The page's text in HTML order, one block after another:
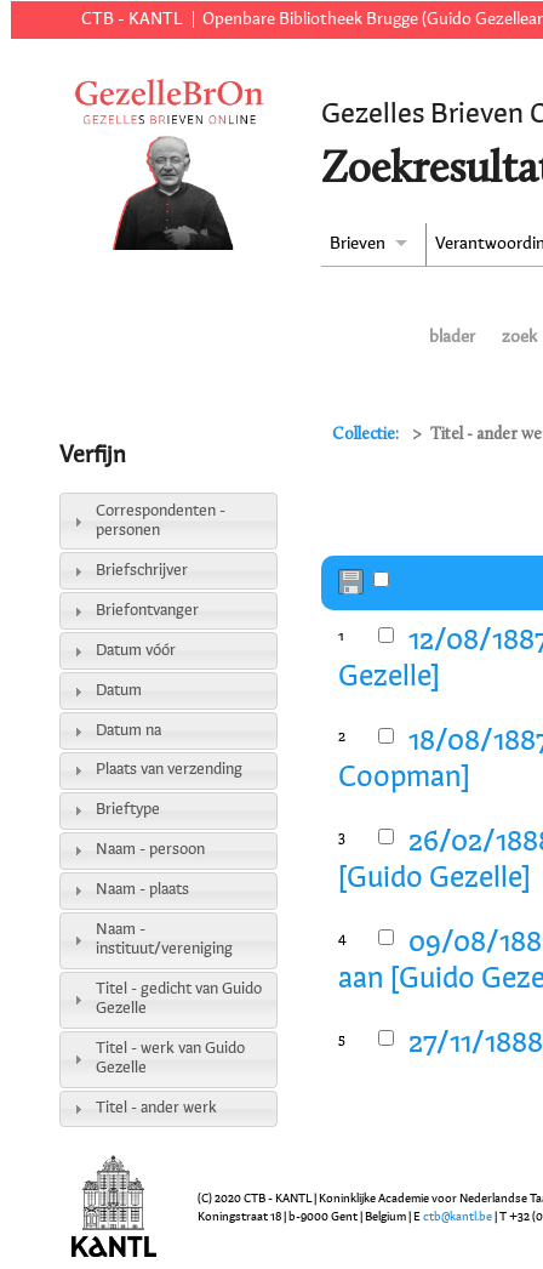
CTB - KANTL Openbare Bibliotheek Brugge (Guido
Gezelles Brieven
Brieven
blader zoek
Collectie: Titel - ander
1
12/08/
Gezelle]
2
18/08/
Coopman]
3
26/02/
[Guido Gezelle]
4
09/08/
aan [Guido
5 27/11/
Verfijn
Correspondenten -
personen
Briefschrijver
Briefontvanger
Datum vóór
Datum
Datum na
Plaats van verzending
Brieftype
Naam - persoon
Naam - plaats
Naam -
instituut/vereniging
Titel - gedicht van Guido
Gezelle
Titel - werk van Guido
Gezelle
Titel - ander werk
(C) 2020 CTB - KANTL | Koninklijke Academie voor Nederlandse
Koningstraat 18 | b-9000 Gent | Belgium | E ctb@kantl.be | T +32